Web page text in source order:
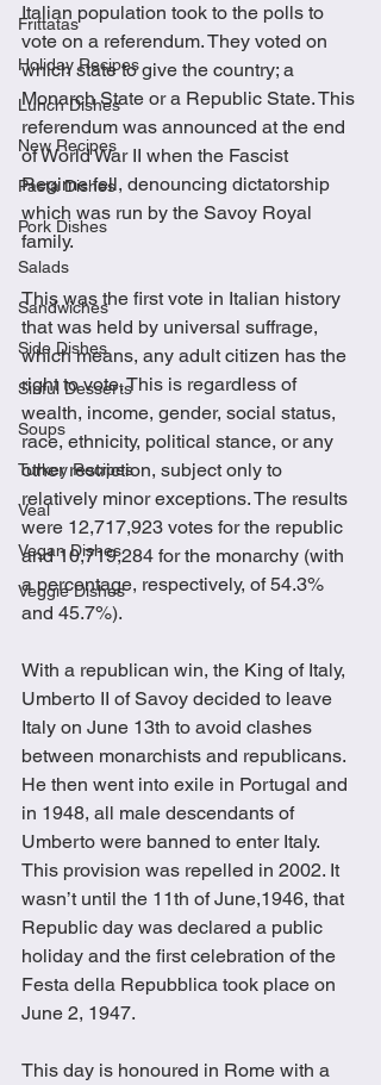
Frittatas
Holiday Recipes
Lunch Dishes
New Recipes
Pasta Dishes
Pork Dishes
Salads
Sandwiches
Side Dishes
Sinful Desserts
Soups
Turkey Recipes
Veal
Vegan Dishes
Veggie Dishes
Italian population took to the polls to
vote on a referendum. They voted on
which state to give the country; a
Monarch State or a Republic State. This
referendum was announced at the end
of World War II when the Fascist
Regime fell, denouncing dictatorship
which was run by the Savoy Royal
family.
This was the first vote in Italian history
that was held by universal suffrage,
which means, any adult citizen has the
right to vote. This is regardless of
wealth, income, gender, social status,
race, ethnicity, political stance, or any
other restriction, subject only to
relatively minor exceptions. The results
were 12,717,923 votes for the republic
and 10,719,284 for the monarchy (with
a percentage, respectively, of 54.3%
and 45.7%).
With a republican win, the King of Italy,
Umberto II of Savoy decided to leave
Italy on June 13th to avoid clashes
between monarchists and republicans.
He then went into exile in Portugal and
in 1948, all male descendants of
Umberto were banned to enter Italy.
This provision was repelled in 2002. It
wasn’t until the 11th of June,1946, that
Republic day was declared a public
holiday and the first celebration of the
Festa della Repubblica took place on
June 2, 1947.
This day is honoured in Rome with a